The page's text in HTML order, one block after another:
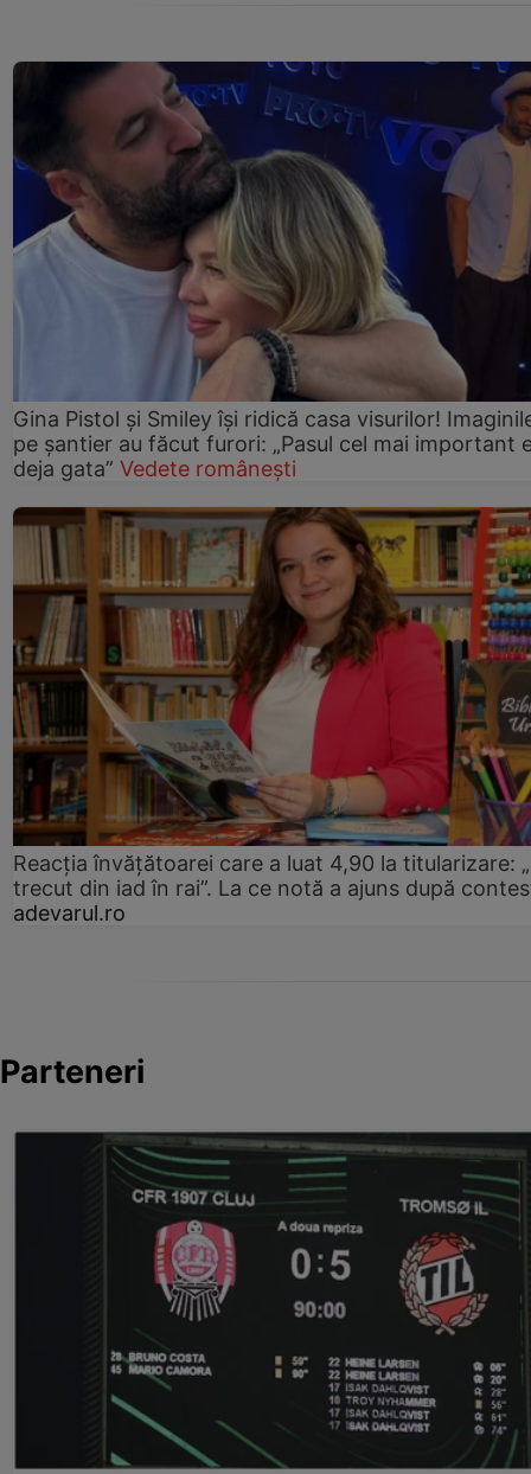
Gina Pistol și Smiley își ridică casa visurilor!
pe șantier au făcut furori: „Pasul cel mai important
deja gata” Vedete românești
Reacția învățătoarei care a luat 4,90 la titularizare:
trecut din iad în rai”. La ce notă a ajuns după
adevarul.ro
Parteneri